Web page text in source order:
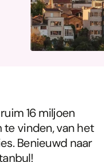
16 miljoen
te vinden, van het
Benieuwd naar